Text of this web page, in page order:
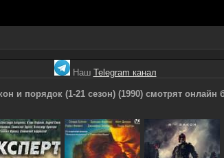
Наш Telegram канал
и порядок (1-21 сезон) (1990) смотрят онлайн